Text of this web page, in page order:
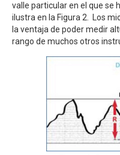
valle particular en el que se
ilustra en la Figura 2. Los
la ventaja de poder medir
rango de muchos otros